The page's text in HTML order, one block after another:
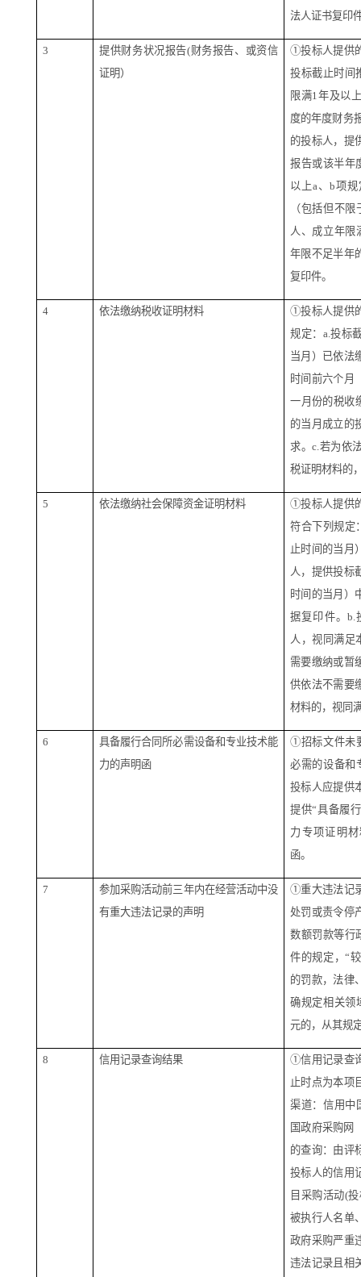
法人证书复印
3 提供财务状况报告(财务报告、或资信
证明）
①投标人提供
投标截止时间
限满1年及以
度的年度财务
的投标人，提
报告或该半年
以上a、b项
（包括但不
人、成立年限
年限不足半年
复印件。
4 依法缴纳税收证明材料
①投标人提供
规定：a.投标
当月）已依法
时间前六个月
一月份的税收
的当月成立的
求。c.若为依
税证明材料的
5 依法缴纳社会保障资金证明材料
①投标人提供
符合下列规定
止时间的当月
人，提供投标
时间的当月）
据复印件。b.
人，视同满足
需要缴纳或暂
供依法不需要
材料的，视同
6
具备履行合同所必需设备和专业技术能
力的声明函
①招标文件未
必需的设备和
投标人应提供
提供“具备履
力专项证明
函。
7
参加采购活动前三年内在经营活动中没
有重大违法记录的声明
①重大违法记
处罚或责令停
数额罚款等行
件的规定，“
的罚款，法律
确规定相关领
元的，从其规
8 信用记录查询结果
①信用记录查
止时点为本项
渠道：信用中
国政府采购网
的查询：由评
投标人的信用
目采购活动(
被执行人名单
政府采购严重
违法记录且相